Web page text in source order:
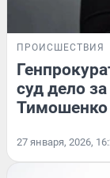
ПРОИСШЕСТВИЯ
суд дело
Тимошенко
27 января, 2026,